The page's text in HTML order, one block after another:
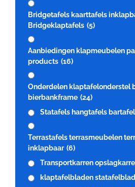
Bridgetafels kaarttafels
Bridgeklaptafels (5)
Aanbiedingen klapmeubelen
products (16)
Onderdelen klaptafelonderstel
bierbankframe (24)
Statafels hangtafels
Terrastafels terrasmeubelen
inklapbaar (6)
Transportkarren
klaptafelbladen statafelblad